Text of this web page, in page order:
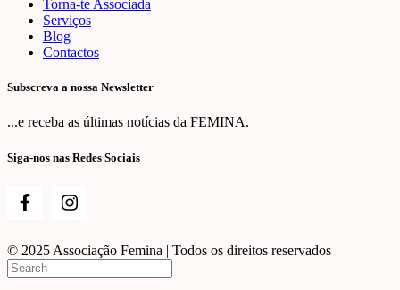
Torna-te Associada
Serviços
Blog
Contactos
Subscreva a nossa Newsletter
...e receba as últimas notícias da FEMINA.
Siga-nos nas Redes Sociais
© 2025 Associação Femina | Todos os direitos reservados